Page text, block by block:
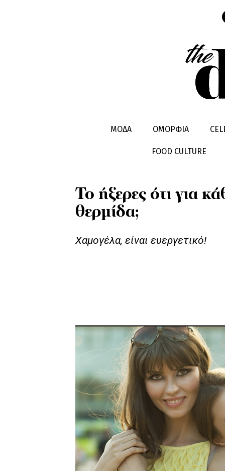
ΜΟΔΑ ΟΜΟΡΦΙΑ
FOOD CULTURE
HEALTHY LIVING WELLNESS
Το ήξερες ότι για
θερμίδα;
Χαμογέλα, είναι ευεργετικό!